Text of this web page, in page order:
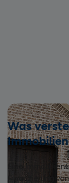
Was
Eine
Finanzierung